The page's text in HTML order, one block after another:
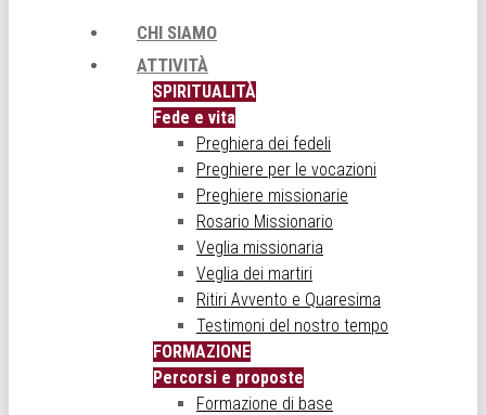
CHI SIAMO
ATTIVITÀ
SPIRITUALITÀ
Fede e vita
Preghiera dei fedeli
Preghiere per le vocazioni
Preghiere missionarie
Rosario Missionario
Veglia missionaria
Veglia dei martiri
Ritiri Avvento e Quaresima
Testimoni del nostro tempo
FORMAZIONE
Percorsi e proposte
Formazione di base